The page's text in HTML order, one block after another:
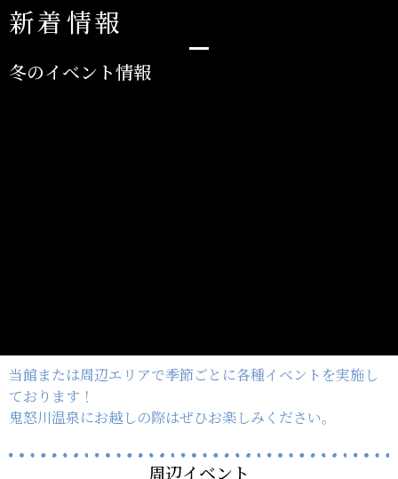
新着情報
冬のイベント情報
当館または周辺エリアで季節ごとに各種イベントを実施し
ております！
鬼怒川温泉にお越しの際はぜひお楽しみください。
周辺イベント